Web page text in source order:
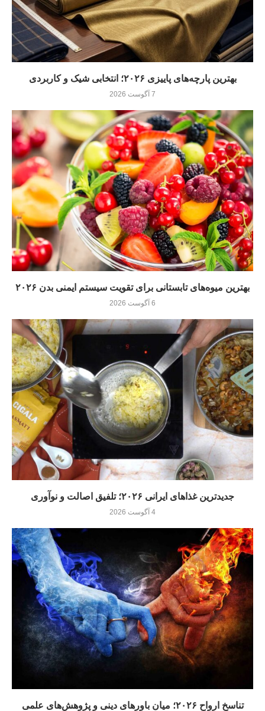
بهترین پارچه‌های پاییزی ۲۰۲۶؛ انتخابی شیک و کاربردی
7 آگوست 2026
بهترین میوه‌های تابستانی برای تقویت سیستم ایمنی بدن ۲۰۲۶
6 آگوست 2026
جدیدترین غذاهای ایرانی ۲۰۲۶؛ تلفیق اصالت و نوآوری
4 آگوست 2026
تناسخ ارواح ۲۰۲۶؛ میان باورهای دینی و پژوهش‌های علمی